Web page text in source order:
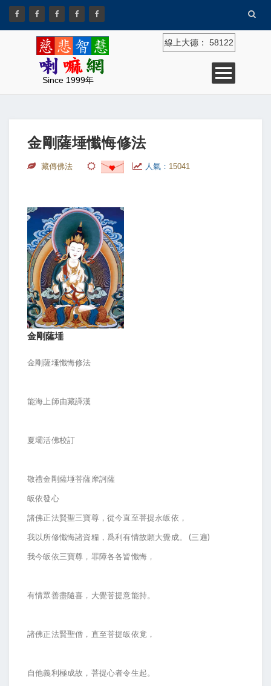
Since 1999年
線上大德： 58122
金剛薩埵懺悔修法
藏傳佛法 人氣： 15041
金剛薩埵
金剛薩埵懺悔修法
能海上師由藏譯漢
夏壩活佛校訂
敬禮金剛薩埵菩薩摩訶薩
皈依發心
諸佛正法賢聖三寶尊，從今直至菩提永皈依，
我以所修懺悔諸資糧，爲利有情故願大覺成。 (三遍)
我今皈依三寶尊，罪障各各皆懺悔，
有情眾善盡隨喜，大覺菩提意能持。
諸佛正法賢聖僧，直至菩提皈依竟，
自他義利極成故，菩提心者令生起。